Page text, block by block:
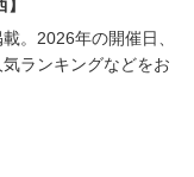
。2026年の開催日、
ランキングなどをお